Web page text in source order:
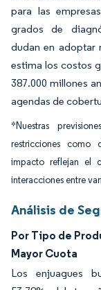
para las
grados de
dudan en adoptar
estima los costos
387.000 millones
agendas de
*Nuestras
restricciones como
impacto reflejan el
interacciones entre
Análisis de
Por Tipo de
Mayor Cuota
Los enjuagues